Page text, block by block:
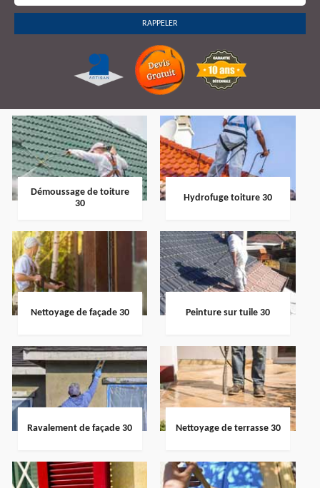
Démoussage de toiture
30
Hydrofuge toiture 30
Nettoyage de façade 30 Peinture sur tuile 30
Ravalement de façade 30 Nettoyage de terrasse 30